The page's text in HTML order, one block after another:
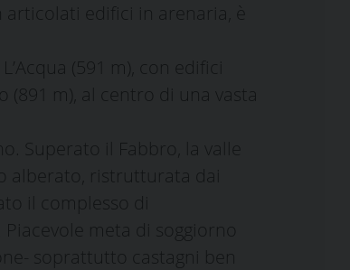
edifici in arenaria, è
(591 m), con edifici
m), al centro di una vasta
Superato il Fabbro, la valle
alberato, ristrutturata dai
il complesso di
meta di soggiorno
soprattutto castagni ben